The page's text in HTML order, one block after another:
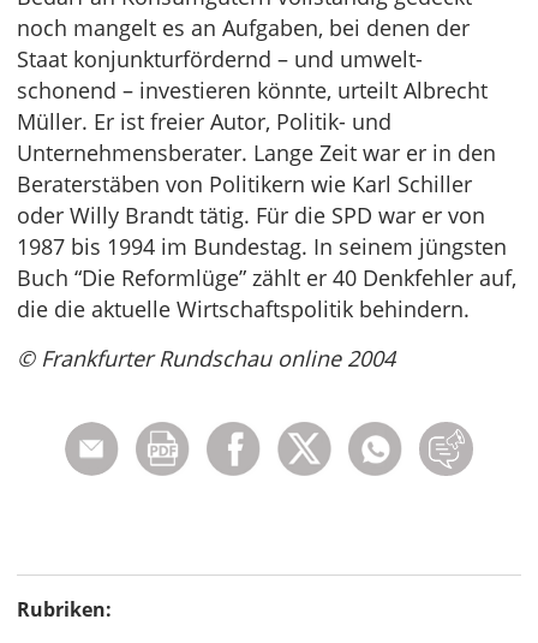
noch mangelt es an Aufgaben, bei denen der
Staat konjunkturfördernd – und umwelt-
schonend – investieren könnte, urteilt Albrecht
Müller. Er ist freier Autor, Politik- und
Unternehmensberater. Lange Zeit war er in den
Beraterstäben von Politikern wie Karl Schiller
oder Willy Brandt tätig. Für die SPD war er von
1987 bis 1994 im Bundestag. In seinem jüngsten
Buch “Die Reformlüge” zählt er 40 Denkfehler auf,
die die aktuelle Wirtschaftspolitik behindern.
© Frankfurter Rundschau online 2004
Rubriken: